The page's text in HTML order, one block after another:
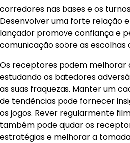
corredores nas bases e os
Desenvolver uma forte relação
lançador promove confiança e
comunicação sobre as escolhas
Os receptores podem melhorar
estudando os batedores
as suas fraquezas. Manter um
de tendências pode fornecer
os jogos. Rever regularmente
também pode ajudar os
estratégias e melhorar a